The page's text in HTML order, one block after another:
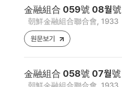
金融組合 059號 08월號
朝鮮金融組合聯合會, 1933
원문보기
金融組合 058號 07월號
朝鮮金融組合聯合會, 1933